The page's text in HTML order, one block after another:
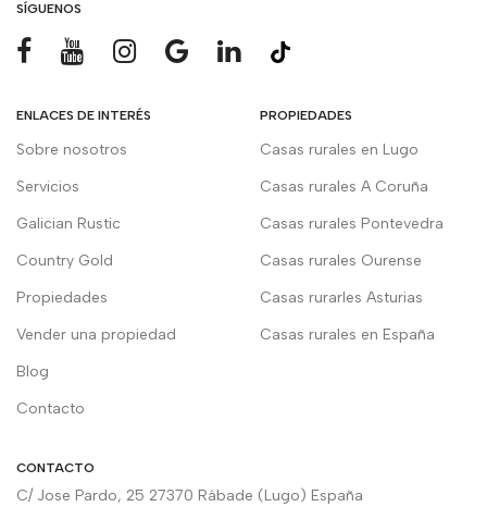
SÍGUENOS
ENLACES DE INTERÉS
Sobre nosotros
Servicios
Galician Rustic
Country Gold
Propiedades
Vender una propiedad
Blog
Contacto
PROPIEDADES
Casas rurales en Lugo
Casas rurales A Coruña
Casas rurales Pontevedra
Casas rurales Ourense
Casas rurarles Asturias
Casas rurales en España
CONTACTO
C/ Jose Pardo, 25 27370 Rábade (Lugo) España